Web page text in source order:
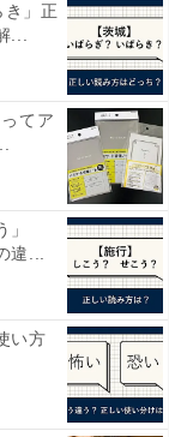
用人数が少な
ない場合を想
に駆られる
ので、気持ち
、急に焦る気
つけなけれ
」「『すぐに決
日に日に大き
長期化する
時44歳 男
が不安を招い
」正
...
てア
違...
い方